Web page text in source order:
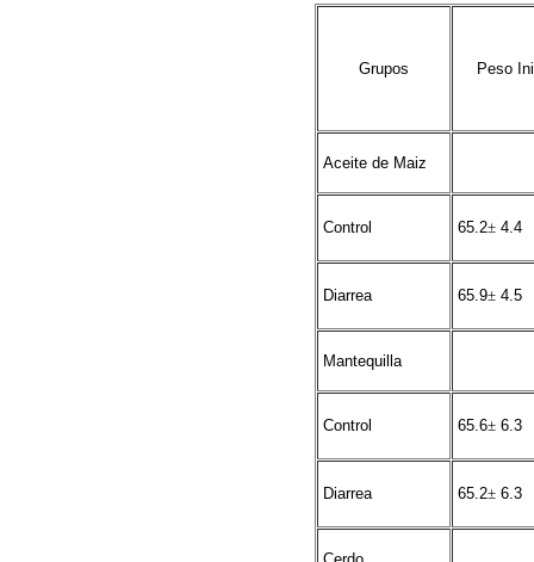
Grupos Peso
Aceite de Maiz
Control 65.2± 4.4
Diarrea 65.9± 4.5
Mantequilla
Control 65.6± 6.3
Diarrea 65.2± 6.3